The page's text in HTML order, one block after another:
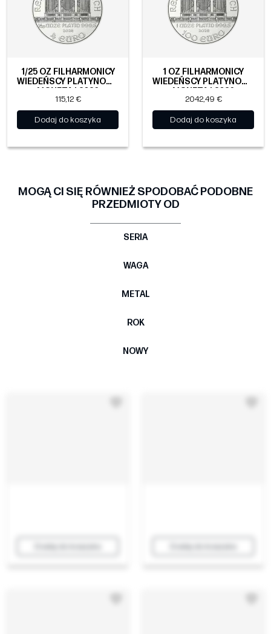
1/25 OZ FILHARMONICY
WIEDEŃSCY PLATYNOWA
MONETA | 2026
115,12 €
Dodaj do koszyka
1 OZ FILHARMONICY
WIEDEŃSCY PLATYNOWA
MONETA | 2026
2042,49 €
Dodaj do koszyka
MOGĄ CI SIĘ RÓWNIEŻ SPODOBAĆ PODOBNE
PRZEDMIOTY OD
SERIA
WAGA
METAL
ROK
NOWY